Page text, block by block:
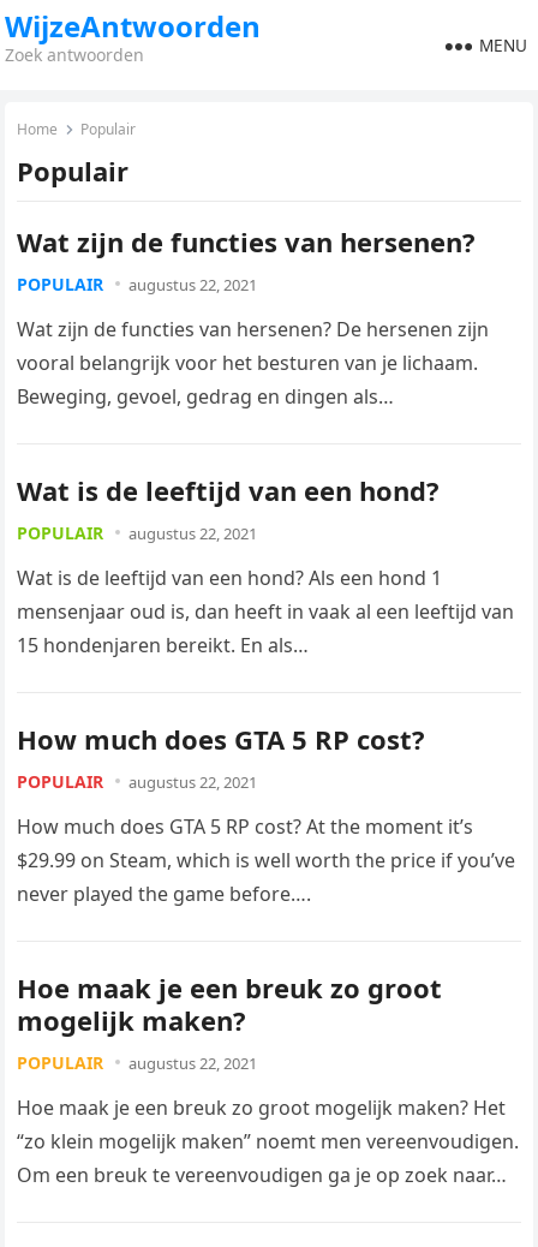
WijzeAntwoorden
Zoek antwoorden MENU
Home Populair
Populair
Wat zijn de functies van hersenen?
POPULAIR augustus 22, 2021
Wat zijn de functies van hersenen? De hersenen zijn
vooral belangrijk voor het besturen van je lichaam.
Beweging, gevoel, gedrag en dingen als
Wat is de leeftijd van een hond?
POPULAIR augustus 22, 2021
Wat is de leeftijd van een hond? Als een hond 1
mensenjaar oud is, dan heeft in vaak al een leeftijd van
15 hondenjaren bereikt. En als…
How much does GTA 5 RP cost?
POPULAIR augustus 22, 2021
How much does GTA 5 RP cost? At the moment it’s
$29.99 on Steam, which is well worth the price if you’ve
never played the game before….
Hoe maak je een breuk zo groot
mogelijk maken?
POPULAIR augustus 22, 2021
Hoe maak je een breuk zo groot mogelijk maken? Het
“zo klein mogelijk maken” noemt men vereenvoudigen.
Om een breuk te vereenvoudigen ga je op zoek naar…